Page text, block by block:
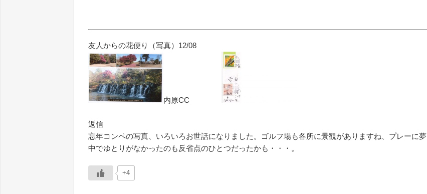
友人からの花便り（写真）12/08
内原CC
返信
忘年コンペの写真、いろいろお世話になりました。ゴルフ場も各所に景観がありますね、プレーに夢
中でゆとりがなかったのも反省点のひとつだったかも・・・。
+4